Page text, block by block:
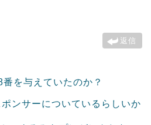
返信
を与えていたのか？
ンサーについているらしいか